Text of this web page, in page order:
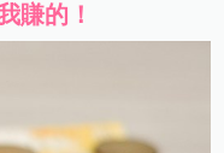
賺的！